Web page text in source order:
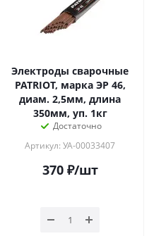
Электроды сварочные
PATRIOT, марка ЭР 46,
диам. 2,5мм, длина
350мм, уп. 1кг
Достаточно
Артикул: УА-00033407
370₽/шт